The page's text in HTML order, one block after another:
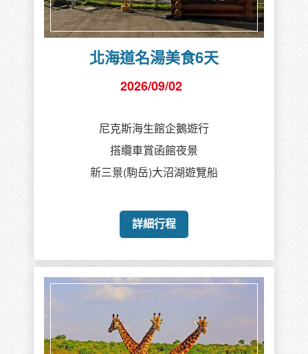
北海道名湯美食6天
2026/09/02
尼克斯海生館企鵝遊行
搭纜車賞函館夜景
新三景(駒岳)大沼湖遊覽船
詳細行程